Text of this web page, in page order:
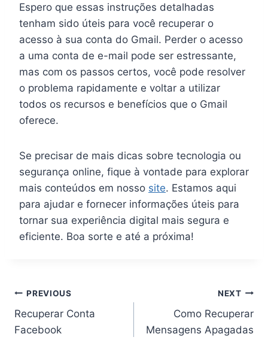
Espero que essas instruções detalhadas
tenham sido úteis para você recuperar o
acesso à sua conta do Gmail. Perder o acesso
a uma conta de e-mail pode ser estressante,
mas com os passos certos, você pode resolver
o problema rapidamente e voltar a utilizar
todos os recursos e benefícios que o Gmail
oferece.
Se precisar de mais dicas sobre tecnologia ou
segurança online, fique à vontade para explorar
mais conteúdos em nosso site. Estamos aqui
para ajudar e fornecer informações úteis para
tornar sua experiência digital mais segura e
eficiente. Boa sorte e até a próxima!
Navegação
de
PREVIOUS
Recuperar Conta
Facebook
NEXT
Como Recuperar
Mensagens Apagadas